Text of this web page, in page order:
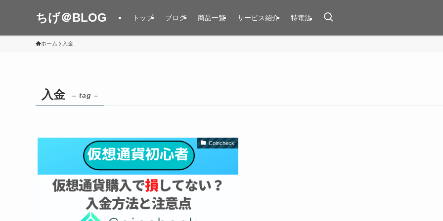
ちげ＠BLOG トップ ブログ 商品一覧 サービス紹介 特電法
ホーム 入金
入金 – tag –
Coincheck